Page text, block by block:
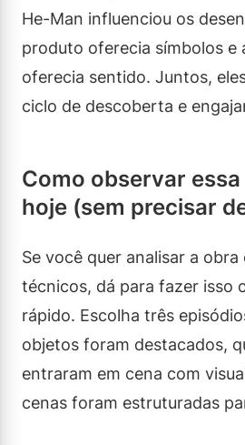
He-Man influenciou os
produto oferecia símbolos e
oferecia sentido. Juntos,
ciclo de descoberta e
Como observar
hoje (sem precisar
Se você quer analisar a
técnicos, dá para fazer isso
rápido. Escolha três
objetos foram destacados,
entraram em cena com
cenas foram estruturadas